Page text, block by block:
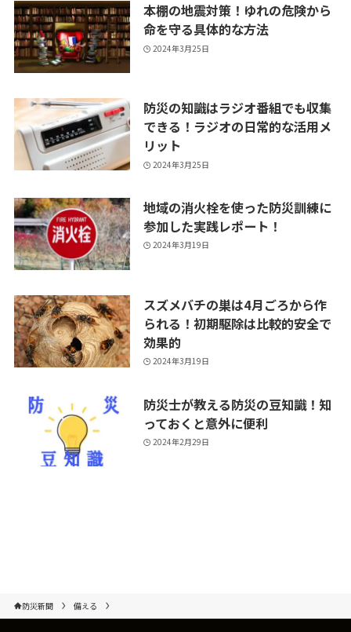
本棚の地震対策！ゆれの危険から
命を守る具体的な方法
2024年3月25日
防災の知識はラジオ番組でも収集
できる！ラジオの日常的な活用メ
リット
2024年3月25日
地域の消火栓を使った防災訓練に
参加した実践レポート！
2024年3月19日
スズメバチの巣は4月ごろから作
られる！初期駆除は比較的安全で
効果的
2024年3月19日
防災士が教える防災の豆知識！知
っておくと意外に便利
2024年2月29日
防災新聞 備える